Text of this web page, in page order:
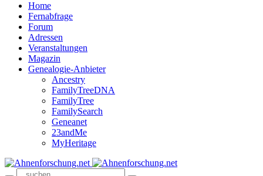
Home
Fernabfrage
Forum
Adressen
Veranstaltungen
Magazin
Genealogie-Anbieter
Ancestry
FamilyTreeDNA
FamilyTree
FamilySearch
Geneanet
23andMe
MyHeritage